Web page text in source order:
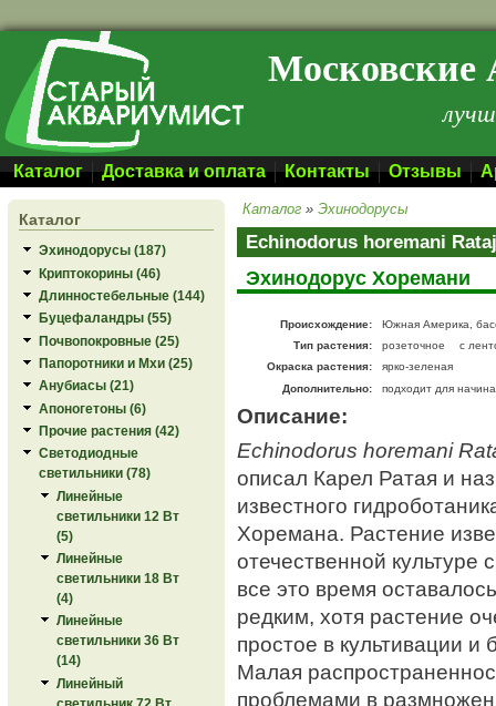
Перейти к основному содержанию Московские
Каталог Доставка и оплата Контакты Отзывы
Каталог
Эхинодорусы (187)
Криптокорины (46)
Длинностебельные (144)
Буцефаландры (55)
Почвопокровные (25)
Папоротники и Мхи (25)
Анубиасы (21)
Апоногетоны (6)
Прочие растения (42)
Светодиодные
светильники (78)
Линейные
светильники 12 Вт
(5)
Линейные
светильники 18 Вт
(4)
Линейные
светильники 36 Вт
(14)
Линейный
светильник 72 Вт
Каталог »Эхинодорусы
Echinodorus horemani
Эхинодорус Хоремани
Происхождение:
Южная Америка,
Тип растения:
розеточное
с
Окраска растения:
ярко-зеленая
Дополнительно:
подходит для
Описание:
Echinodorus horemani
описал Карел Ратая и
известного
Хоремана. Растение
отечественной культуре
все это время
редким, хотя растение
простое в культивации и
Малая
проблемами в